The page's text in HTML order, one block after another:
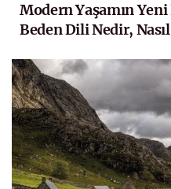
Modern Yaşamın
Beden Dili Nedir,